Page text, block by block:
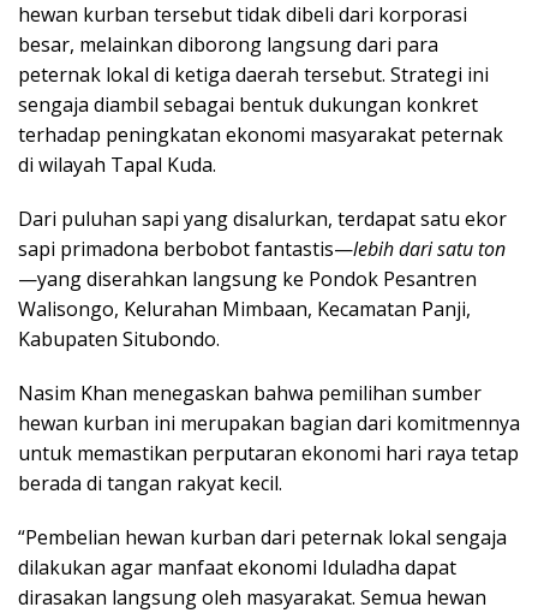
hewan kurban tersebut tidak dibeli dari korporasi
besar, melainkan diborong langsung dari para
peternak lokal di ketiga daerah tersebut. Strategi ini
sengaja diambil sebagai bentuk dukungan konkret
terhadap peningkatan ekonomi masyarakat peternak
di wilayah Tapal Kuda.
Dari puluhan sapi yang disalurkan, terdapat satu ekor
sapi primadona berbobot fantastis—lebih dari satu ton
—yang diserahkan langsung ke Pondok Pesantren
Walisongo, Kelurahan Mimbaan, Kecamatan Panji,
Kabupaten Situbondo.
Nasim Khan menegaskan bahwa pemilihan sumber
hewan kurban ini merupakan bagian dari komitmennya
untuk memastikan perputaran ekonomi hari raya tetap
berada di tangan rakyat kecil.
“Pembelian hewan kurban dari peternak lokal sengaja
dilakukan agar manfaat ekonomi Iduladha dapat
dirasakan langsung oleh masyarakat. Semua hewan